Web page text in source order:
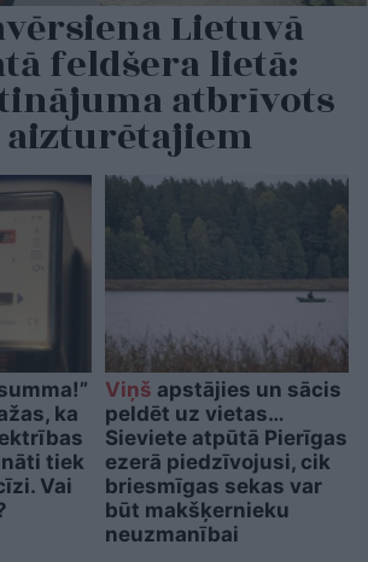
Lietuvā
feldšera lietā:
atbrīvots
aizturētajiem
ka
tiek
Vai
Viņš apstājies un sācis
peldēt uz vietas…
Sieviete atpūtā Pierīgas
ezerā piedzīvojusi, cik
briesmīgas sekas var
būt makšķernieku
neuzmanībai